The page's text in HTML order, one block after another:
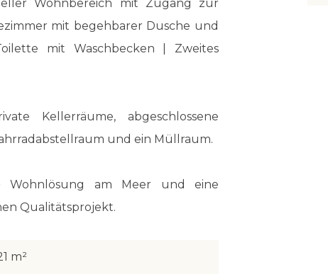
Wohnbereich mit Zugang zur
mit begehbarer Dusche und
mit Waschbecken | Zweites
Kellerräume, abgeschlossene
und ein Müllraum.
Wohnlösung am Meer und eine
Qualitätsprojekt.
m²